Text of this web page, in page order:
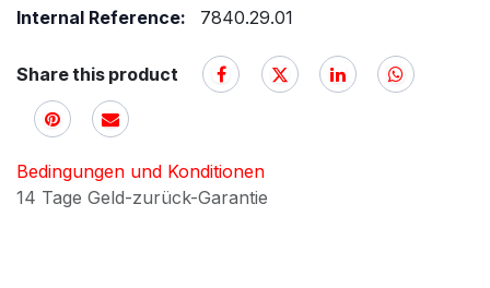
Internal Reference:
7840.29.01
Share this product
Bedingungen und Konditionen
14 Tage Geld-zurück-Garantie